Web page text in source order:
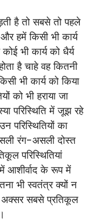
है तो सबसे तो पहले
हमें किसी भी कार्य
भी कार्य को धैर्य
है चाहे वह कितनी
भी कार्य को किया
को भी हराया जा
परिस्थिति में जूझ रहे
परिस्थितियों का
रंग-असली दोस्त
परिस्थितियां
आशीर्वाद के रूप में
भी स्वतंत्र क्यों न
अक्सर सबसे प्रतिकूल